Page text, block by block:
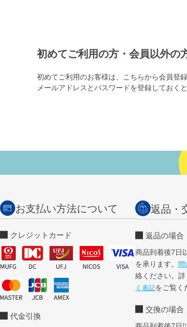
初めてご利用の方・会員以外の
初めてご利用のお客様は、こちらから会員登
メールアドレスとパスワードを登録しておく
お支払い方法について
クレジットカード
代金引換
返品・
返品の場合
商品到着後7日
を承ります。 問
絡ください。
く表記をご覧く
交換の場合